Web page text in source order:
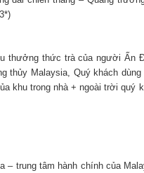
thưởng thức trà của người Ấn
thủy Malaysia, Quý khách dùng
khu trong nhà + ngoài trời quý
– trung tâm hành chính của